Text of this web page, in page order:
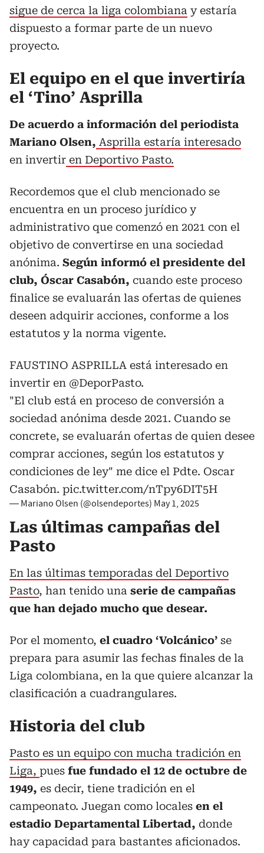
sigue de cerca la liga colombiana y estaría
dispuesto a formar parte de un nuevo
proyecto.
El equipo en el que invertiría
el ‘Tino’ Asprilla
De acuerdo a información del periodista
Mariano Olsen, Asprilla estaría interesado
en invertir en Deportivo Pasto.
Recordemos que el club mencionado se
encuentra en un proceso jurídico y
administrativo que comenzó en 2021 con el
objetivo de convertirse en una sociedad
anónima. Según informó el presidente del
club, Óscar Casabón, cuando este proceso
finalice se evaluarán las ofertas de quienes
deseen adquirir acciones, conforme a los
estatutos y la norma vigente.
FAUSTINO ASPRILLA está interesado en
invertir en @DeporPasto.
"El club está en proceso de conversión a
sociedad anónima desde 2021. Cuando se
concrete, se evaluarán ofertas de quien desee
comprar acciones, según los estatutos y
condiciones de ley" me dice el Pdte. Oscar
Casabón. pic.twitter.com/nTpy6DIT5H
— Mariano Olsen (@olsendeportes) May 1, 2025
Las últimas campañas del
Pasto
En las últimas temporadas del Deportivo
Pasto, han tenido una serie de campañas
que han dejado mucho que desear.
Por el momento, el cuadro ‘Volcánico’ se
prepara para asumir las fechas finales de la
Liga colombiana, en la que quiere alcanzar la
clasificación a cuadrangulares.
Historia del club
Pasto es un equipo con mucha tradición en
Liga, pues fue fundado el 12 de octubre de
1949, es decir, tiene tradición en el
campeonato. Juegan como locales en el
estadio Departamental Libertad, donde
hay capacidad para bastantes aficionados.